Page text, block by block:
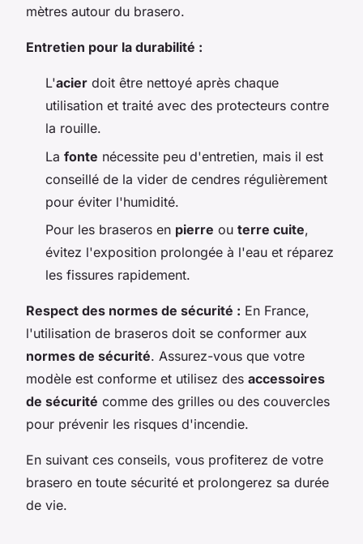
mètres autour du brasero.
Entretien pour la durabilité :
L'acier doit être nettoyé après chaque
utilisation et traité avec des protecteurs contre
la rouille.
La fonte nécessite peu d'entretien, mais il est
conseillé de la vider de cendres régulièrement
pour éviter l'humidité.
Pour les braseros en pierre ou terre cuite,
évitez l'exposition prolongée à l'eau et réparez
les fissures rapidement.
Respect des normes de sécurité : En France,
l'utilisation de braseros doit se conformer aux
normes de sécurité. Assurez-vous que votre
modèle est conforme et utilisez des accessoires
de sécurité comme des grilles ou des couvercles
pour prévenir les risques d'incendie.
En suivant ces conseils, vous profiterez de votre
brasero en toute sécurité et prolongerez sa durée
de vie.